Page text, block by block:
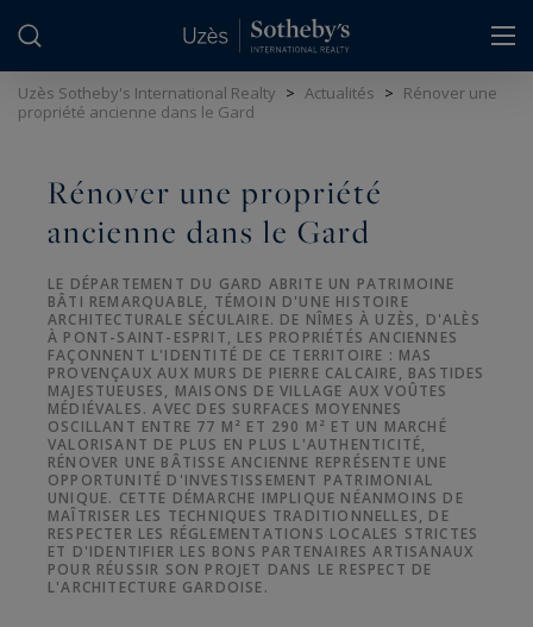
Uzès Sotheby's International Realty > Actualités > Rénover une
propriété ancienne dans le Gard
Rénover une propriété
ancienne dans le Gard
LE DÉPARTEMENT DU GARD ABRITE UN PATRIMOINE
BÂTI REMARQUABLE, TÉMOIN D'UNE HISTOIRE
ARCHITECTURALE SÉCULAIRE. DE NÎMES À UZÈS, D'ALÈS
À PONT-SAINT-ESPRIT, LES PROPRIÉTÉS ANCIENNES
FAÇONNENT L'IDENTITÉ DE CE TERRITOIRE : MAS
PROVENÇAUX AUX MURS DE PIERRE CALCAIRE, BASTIDES
MAJESTUEUSES, MAISONS DE VILLAGE AUX VOÛTES
MÉDIÉVALES. AVEC DES SURFACES MOYENNES
OSCILLANT ENTRE 77 M² ET 290 M² ET UN MARCHÉ
VALORISANT DE PLUS EN PLUS L'AUTHENTICITÉ,
RÉNOVER UNE BÂTISSE ANCIENNE REPRÉSENTE UNE
OPPORTUNITÉ D'INVESTISSEMENT PATRIMONIAL
UNIQUE. CETTE DÉMARCHE IMPLIQUE NÉANMOINS DE
MAÎTRISER LES TECHNIQUES TRADITIONNELLES, DE
RESPECTER LES RÉGLEMENTATIONS LOCALES STRICTES
ET D'IDENTIFIER LES BONS PARTENAIRES ARTISANAUX
POUR RÉUSSIR SON PROJET DANS LE RESPECT DE
L'ARCHITECTURE GARDOISE.